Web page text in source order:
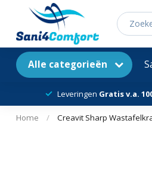
Alle categorieën
Leveringen Gratis v.a.
Home / Creavit Sharp